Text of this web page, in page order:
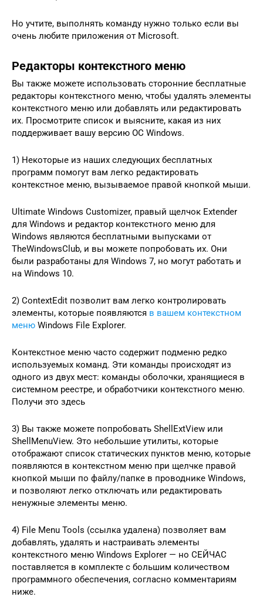
Но учтите, выполнять команду нужно только если вы
очень любите приложения от Microsoft.
Редакторы контекстного меню
Вы также можете использовать сторонние бесплатные
редакторы контекстного меню, чтобы удалять элементы
контекстного меню или добавлять или редактировать
их. Просмотрите список и выясните, какая из них
поддерживает вашу версию ОС Windows.
1) Некоторые из наших следующих бесплатных
программ помогут вам легко редактировать
контекстное меню, вызываемое правой кнопкой мыши.
Ultimate Windows Customizer, правый щелчок Extender
для Windows и редактор контекстного меню для
Windows являются бесплатными выпусками от
TheWindowsClub, и вы можете попробовать их. Они
были разработаны для Windows 7, но могут работать и
на Windows 10.
2) ContextEdit позволит вам легко контролировать
элементы, которые появляются в вашем контекстном
меню Windows File Explorer.
Контекстное меню часто содержит подменю редко
используемых команд. Эти команды происходят из
одного из двух мест: команды оболочки, хранящиеся в
системном реестре, и обработчики контекстного меню.
Получи это здесь
3) Вы также можете попробовать ShellExtView или
ShellMenuView. Это небольшие утилиты, которые
отображают список статических пунктов меню, которые
появляются в контекстном меню при щелчке правой
кнопкой мыши по файлу/папке в проводнике Windows,
и позволяют легко отключать или редактировать
ненужные элементы меню.
4) File Menu Tools (ссылка удалена) позволяет вам
добавлять, удалять и настраивать элементы
контекстного меню Windows Explorer — но СЕЙЧАС
поставляется в комплекте с большим количеством
программного обеспечения, согласно комментариям
ниже.